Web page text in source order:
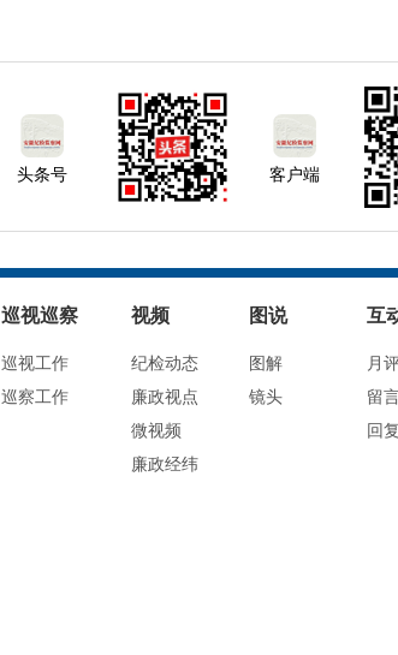
头条号 客户端
巡视巡察
巡视工作
巡察工作
视频
纪检动态
廉政视点
微视频
廉政经纬
图说
图解
镜头
互
月
留
回